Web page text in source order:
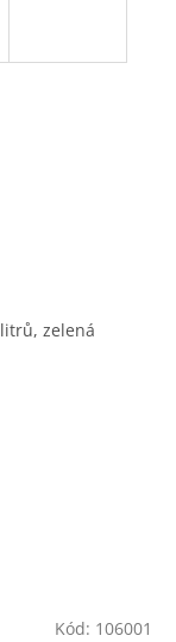
zelená
Kód: 106001